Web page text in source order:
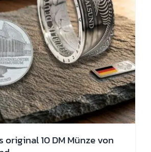
original 10 DM Münze von